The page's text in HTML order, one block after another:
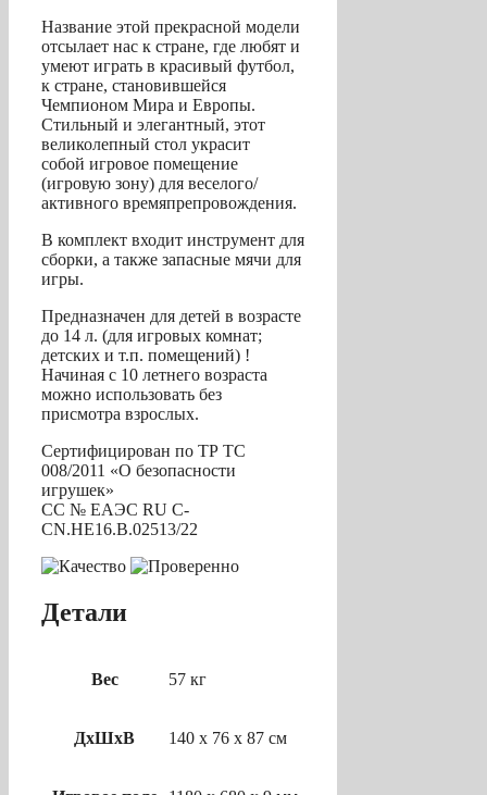
Название этой прекрасной модели
отсылает нас к стране, где любят и
умеют играть в красивый футбол,
к стране, становившейся
Чемпионом Мира и Европы.
Стильный и элегантный, этот
великолепный стол украсит
собой игровое помещение
(игровую зону) для веселого/
активного времяпрепровождения.
В комплект входит инструмент для
сборки, а также запасные мячи для
игры.
Предназначен для детей в возрасте
до 14 л. (для игровых комнат;
детских и т.п. помещений) !
Начиная с 10 летнего возраста
можно использовать без
присмотра взрослых.
Сертифицирован по ТР ТС
008/2011 «О безопасности
игрушек»
СС № ЕАЭС RU С-
CN.НЕ16.В.02513/22
Детали
Вес 57 кг
ДхШхВ 140 x 76 x 87 см